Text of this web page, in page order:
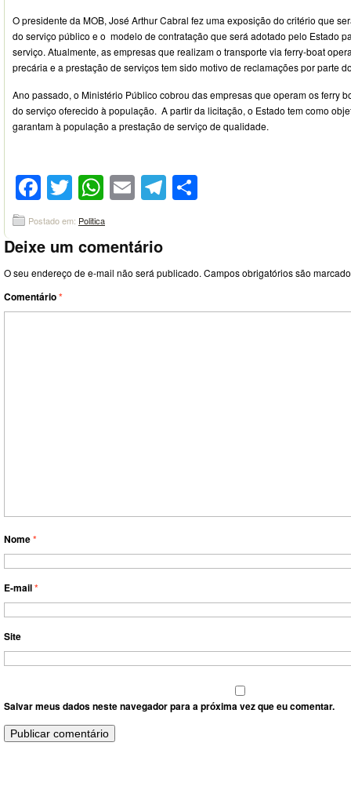
O presidente da MOB, José Arthur Cabral fez uma exposição do critério que
do serviço público e o modelo de contratação que será adotado pelo Estado
serviço. Atualmente, as empresas que realizam o transporte via ferry-boat
precária e a prestação de serviços tem sido motivo de reclamações por parte
Ano passado, o Ministério Público cobrou das empresas que operam os ferry
do serviço oferecido à população. A partir da licitação, o Estado tem como
garantam à população a prestação de serviço de qualidade.
Facebook
Twitter
WhatsApp
EmailTelegram
Postado em: Politica
Deixe um comentário
O seu endereço de e-mail não será publicado. Campos obrigatórios são
Comentário*
Nome*
E-mail*
Site
Salvar meus dados neste navegador para a próxima vez que eu comentar.